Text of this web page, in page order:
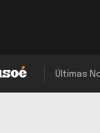
Últimas